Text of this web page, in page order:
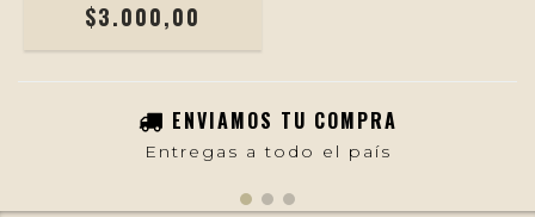
$3.000,00
ENVIAMOS TU COMPRA
Entregas a todo el país